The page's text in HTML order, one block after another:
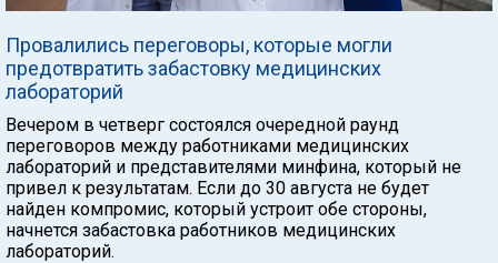
Провалились переговоры, которые могли
предотвратить забастовку медицинских
лабораторий
Вечером в четверг состоялся очередной раунд
переговоров между работниками медицинских
лабораторий и представителями минфина, который не
привел к результатам. Если до 30 августа не будет
найден компромис, который устроит обе стороны,
начнется забастовка работников медицинских
лабораторий.